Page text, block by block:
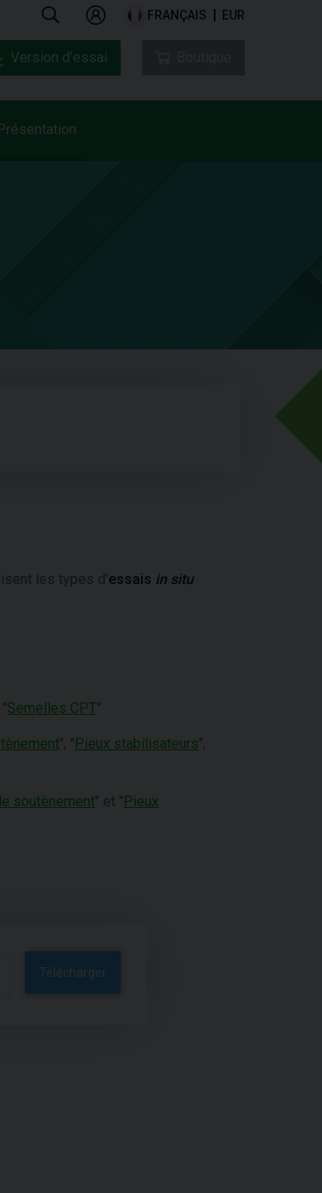
FRANÇAIS EUR
Version d’essai
les types d'essais in situ
Semelles CPT"
", "Pieux stabilisateurs",
soutènement" et "Pieux
Télécharger